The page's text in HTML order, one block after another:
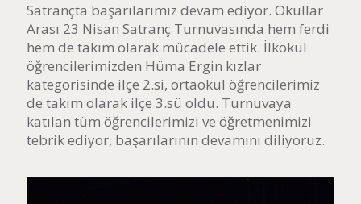
Satrançta başarılarımız devam ediyor. Okullar
Arası 23 Nisan Satranç Turnuvasında hem ferdi
hem de takım olarak mücadele ettik. İlkokul
öğrencilerimizden Hüma Ergin kızlar
kategorisinde ilçe 2.si, ortaokul öğrencilerimiz
de takım olarak ilçe 3.sü oldu. Turnuvaya
katılan tüm öğrencilerimizi ve öğretmenimizi
tebrik ediyor, başarılarının devamını diliyoruz.